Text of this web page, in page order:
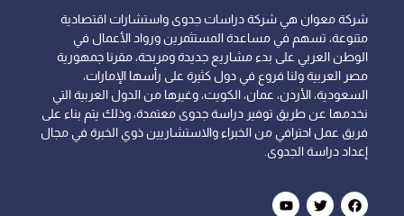
شركة معوان هي شركة دراسات جدوى واستشارات اقتصادية
متنوعة، تسهم في مساعدة المستثمرين ورواد الأعمال في
الوطن العربي على بدء مشاريع جديدة ومربحة، مقرنا جمهورية
مصر العربية ولنا فروع في دول كثيرة على رأسها الإمارات،
السعودية، الأردن، عمان، الكويت، وغيرها من الدول العربية التي
نخدمها عن طريق توفير دراسة جدوى معتمدة، وذلك يتم بناء على
فريق عمل احترافي من الخبراء والاستشاريين ذوي الخبرة في مجال
إعداد دراسة الجدوى.